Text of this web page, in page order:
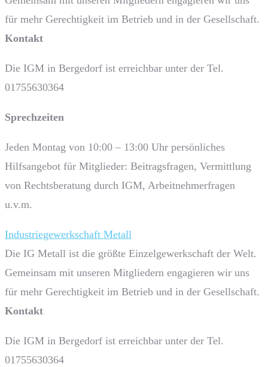
für mehr Gerechtigkeit im Betrieb und in der Gesellschaft.
Kontakt
Die IGM in Bergedorf ist erreichbar unter der Tel.
01755630364
Sprech­zeiten
Jeden Montag von 10:00 – 13:00 Uhr persönliches
Hilfsangebot für Mitglieder: Beitragsfragen, Vermittlung
von Rechtsberatung durch IGM, Arbeitnehmerfragen
u.v.m.
Industriegewerkschaft Metall
Die IG Metall ist die größte Einzelgewerkschaft der Welt.
Gemeinsam mit unseren Mitgliedern engagieren wir uns
für mehr Gerechtigkeit im Betrieb und in der Gesellschaft.
Kontakt
Die IGM in Bergedorf ist erreichbar unter der Tel.
01755630364